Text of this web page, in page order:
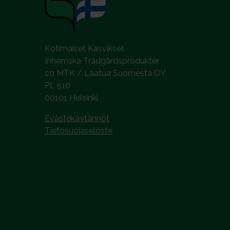
Kotimaiset Kasvikset
Inhemska Trädgårdsprodukter
co MTK / Laatua Suomesta OY
PL 510
00101 Helsinki
Evästekäytännöt
Tietosuojaseloste